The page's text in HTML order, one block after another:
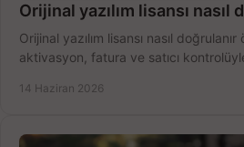
Orijinal yazılım lisansı nasıl
Orijinal yazılım lisansı nasıl
aktivasyon, fatura ve satıcı
14 Haziran 2026